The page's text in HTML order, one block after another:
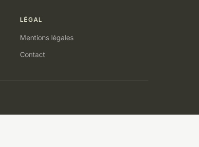
LÉGAL
Mentions légales
Contact